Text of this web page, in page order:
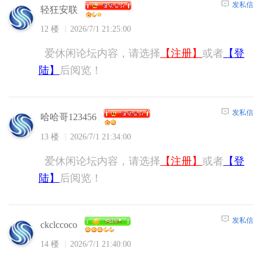
轻狂安联
12 楼 2026/7/1 21:25:00
发私信
爱休闲论坛内容，请选择 【注册】 或者 【登
陆】
后阅览！
哈哈哥123456
13 楼 2026/7/1 21:34:00
发私信
爱休闲论坛内容，请选择 【注册】 或者 【登
陆】
后阅览！
ckclccoco
14 楼 2026/7/1 21:40:00
发私信